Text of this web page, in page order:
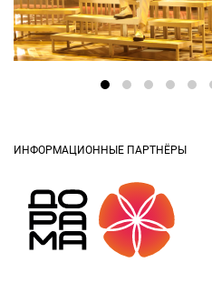
ИНФОРМАЦИОННЫЕ ПАРТНЁРЫ